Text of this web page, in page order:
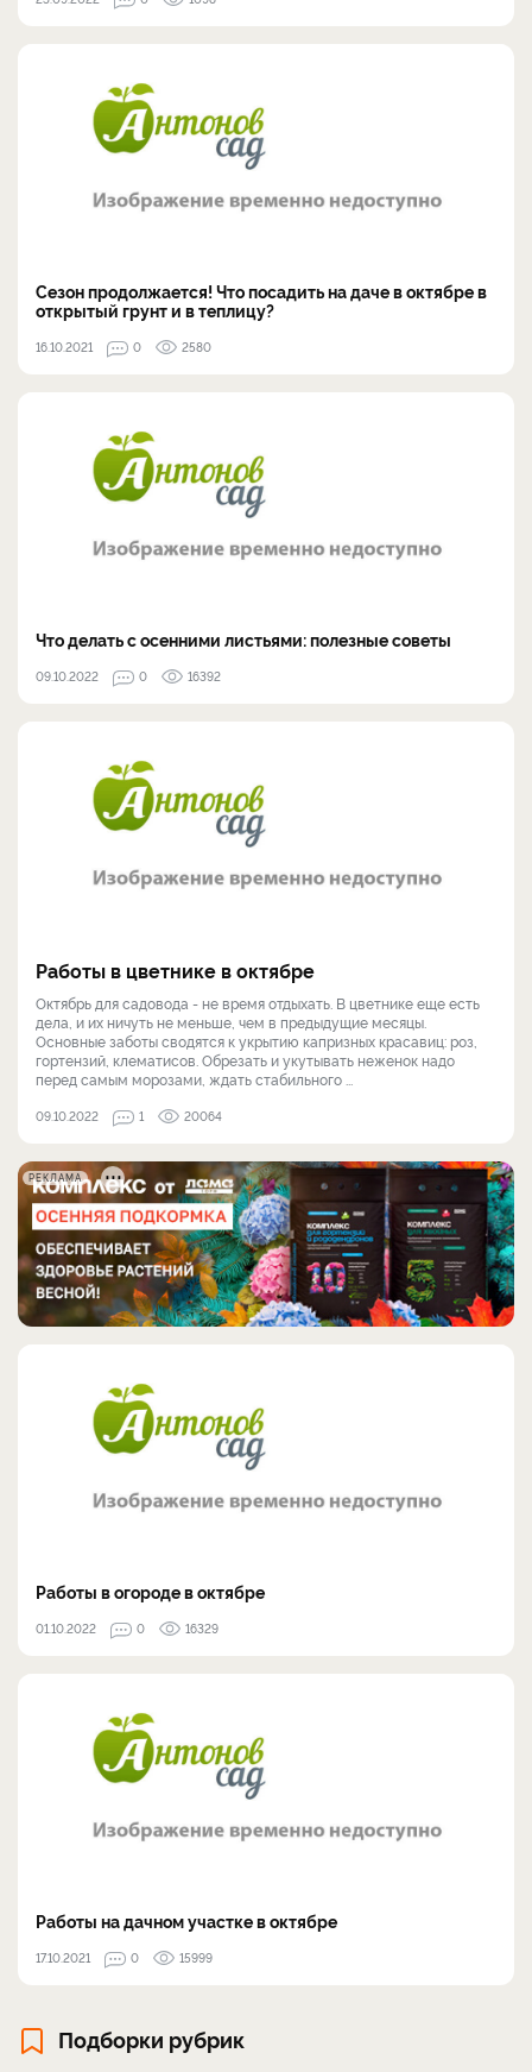
Сезон продолжается! Что посадить на даче в октябре в
открытый грунт и в теплицу?
16.10.2021 0 2580
Что делать с осенними листьями: полезные советы
09.10.2022 0 16392
Работы в цветнике в октябре
Октябрь для садовода - не время отдыхать. В цветнике еще есть
дела, и их ничуть не меньше, чем в предыдущие месяцы.
Основные заботы сводятся к укрытию капризных красавиц: роз,
гортензий, клематисов. Обрезать и укутывать неженок надо
перед самым морозами, ждать стабильного ...
09.10.2022 1 20064
РЕКЛАМА
Работы в огороде в октябре
01.10.2022 0 16329
Работы на дачном участке в октябре
17.10.2021 0 15999
Подборки рубрик